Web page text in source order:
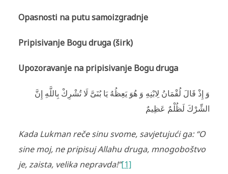
Opasnosti na putu samoizgradnje
Pripisivanje Bogu druga (širk)
Upozoravanje na pripisivanje Bogu druga
وَ إِذْ قَالَ لُقْمَانُ لِابْنِهِ وَ هُوَ يَعِظُهُ يَا بُنَىَّ لَا تُشْرِكْ بِاللَّهِ إِنَّ
الشِّرْكَ لَظُلْمٌ عَظِيمٌ
Kada Lukman reče sinu svome, savjetujući ga: “O
sine moj, ne pripisuj Allahu druga, mnogoboštvo
je, zaista, velika nepravda!”[1]